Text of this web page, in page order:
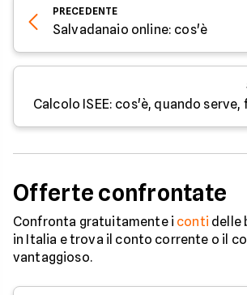
PRECEDENTE
Salvadanaio online: cos'è
Offerte confrontate
Confronta gratuitamente i conti delle
in Italia e trova il conto corrente o il
vantaggioso.